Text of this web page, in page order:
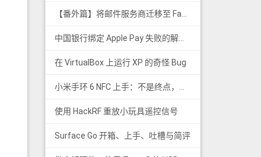
中国银行绑定 Apple Pay 失败的解决方法
在 VirtualBox 上运行 XP 的奇怪 Bug
使用 HackRF 重放小玩具遥控信号
Surface Go 开箱、上手、吐槽与简评